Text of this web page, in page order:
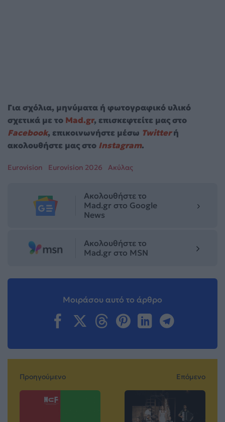
Για σχόλια, μηνύματα ή φωτογραφικό υλικό
σχετικά με το Mad.gr, επισκεφτείτε μας στο
Facebook, επικοινωνήστε μέσω Twitterή
ακολουθήστε μας στο Instagram.
Eurovision Eurovision 2026 Ακύλας
Ακολουθήστε το
Mad.gr στο Google
News
Ακολουθήστε το
Mad.gr στο MSN
Μοιράσου αυτό το άρθρο
Προηγούμενο Επόμενο